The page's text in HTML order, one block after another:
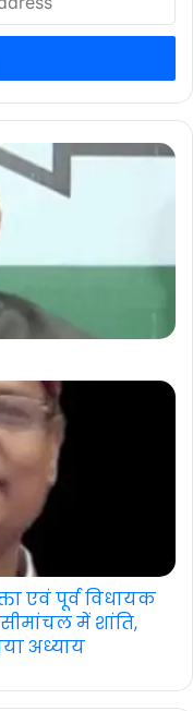
एवं पूर्व विधायक
में शांति,
अध्याय